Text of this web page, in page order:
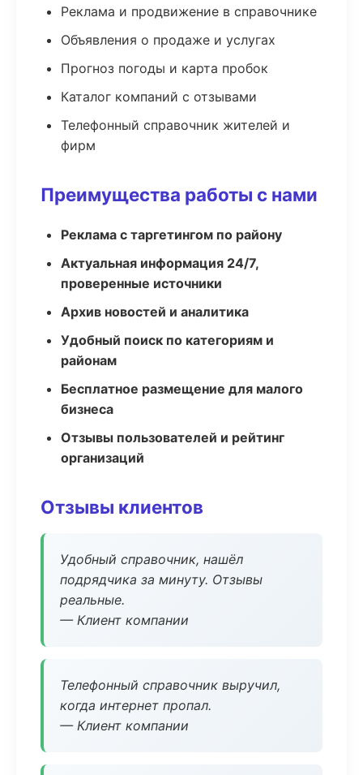
Реклама и продвижение в справочнике
Объявления о продаже и услугах
Прогноз погоды и карта пробок
Каталог компаний с отзывами
Телефонный справочник жителей и
фирм
Преимущества работы с нами
Реклама с таргетингом по району
Актуальная информация 24/7,
проверенные источники
Архив новостей и аналитика
Удобный поиск по категориям и
районам
Бесплатное размещение для малого
бизнеса
Отзывы пользователей и рейтинг
организаций
Отзывы клиентов
Удобный справочник, нашёл
подрядчика за минуту. Отзывы
реальные.
— Клиент компании
Телефонный справочник выручил,
когда интернет пропал.
— Клиент компании